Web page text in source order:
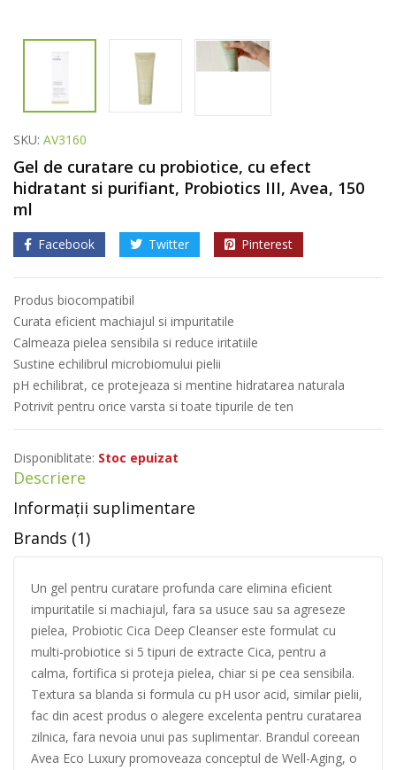
SKU: AV3160
Gel de curatare cu probiotice, cu efect
hidratant si purifiant, Probiotics III, Avea, 150
ml
Facebook Twitter Pinterest
Produs biocompatibil
Curata eficient machiajul si impuritatile
Calmeaza pielea sensibila si reduce iritatiile
Sustine echilibrul microbiomului pielii
pH echilibrat, ce protejeaza si mentine hidratarea naturala
Potrivit pentru orice varsta si toate tipurile de ten
Disponiblitate: Stoc epuizat
Descriere
Informații suplimentare
Brands (1)
Un gel pentru curatare profunda care elimina eficient
impuritatile si machiajul, fara sa usuce sau sa agreseze
pielea, Probiotic Cica Deep Cleanser este formulat cu
multi-probiotice si 5 tipuri de extracte Cica, pentru a
calma, fortifica si proteja pielea, chiar si pe cea sensibila.
Textura sa blanda si formula cu pH usor acid, similar pielii,
fac din acest produs o alegere excelenta pentru curatarea
zilnica, fara nevoia unui pas suplimentar. Brandul coreean
Avea Eco Luxury promoveaza conceptul de Well-Aging, o